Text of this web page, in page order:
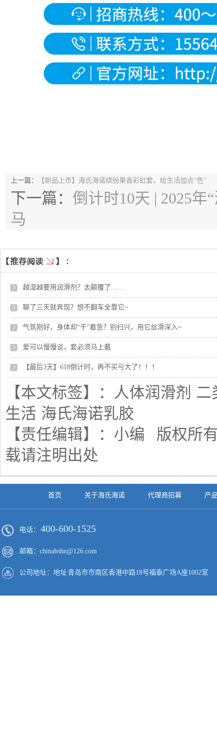
上一篇： 【新品上市】海氏海诺缤纷果香彩虹套，给生活加点“色”
下一篇： 倒计时10天 | 2025年
马
越湿越要用润滑剂？太颠覆了……
聊了三天就奔现？想不翻车全靠它~
气氛刚好，身体却“干”着急？别扫兴，用它丝滑深入~
爱可以慢慢谈，套必须马上戴
【最后3天】618倒计时，再不买亏大了！！！
【本文标签】： 人体润滑剂 二
生活 海氏海诺乳胶
【责任编辑】： 小编
版权所
载请注明出处
首页 关于海氏海诺 代理商招募 产
电话： 400-600-1525
邮箱：chinahshn@126.com
公司地址：地址 青岛市市南区香港中路18号福泰广场A座1002室